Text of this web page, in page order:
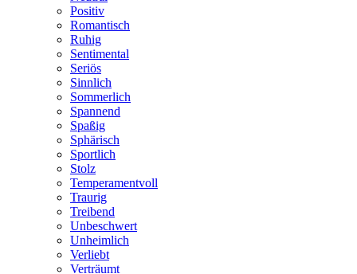
Positiv
Romantisch
Ruhig
Sentimental
Seriös
Sinnlich
Sommerlich
Spannend
Spaßig
Sphärisch
Sportlich
Stolz
Temperamentvoll
Traurig
Treibend
Unbeschwert
Unheimlich
Verliebt
Verträumt